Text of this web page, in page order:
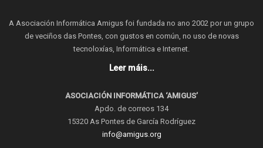
A Asociación Informática Amigus foi fundada no ano 2002 por un grupo
de veciños das Pontes, con gustos en común, no uso de novas
tecnoloxías, Informática e Internet.
Leer máis...
ASOCIACIÓN INFORMÁTICA ‘AMIGUS’
Apdo. de correos 134
15320 As Pontes de García Rodríguez
info@amigus.org